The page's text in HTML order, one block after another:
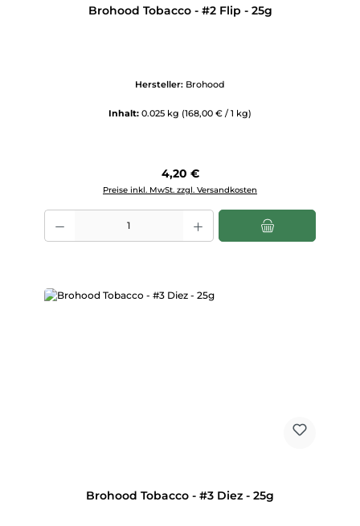
Brohood Tobacco - #2 Flip - 25g
Hersteller: Brohood
Inhalt: 0.025 kg (168,00 € / 1 kg)
Regulärer Preis:
4,20 €
Preise inkl. MwSt. zzgl. Versandkosten
Produkt Anzahl: Gib den gewünschten Wert ein oder benutze die
Brohood Tobacco - #3 Diez - 25g